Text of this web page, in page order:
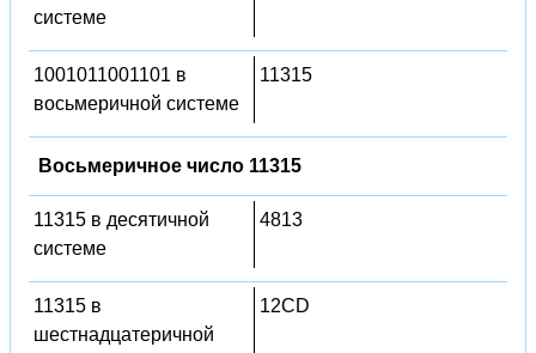
системе
1001011001101 в
восьмеричной системе
11315
Восьмеричное число 11315
11315 в десятичной
системе
4813
11315 в
шестнадцатеричной
12CD